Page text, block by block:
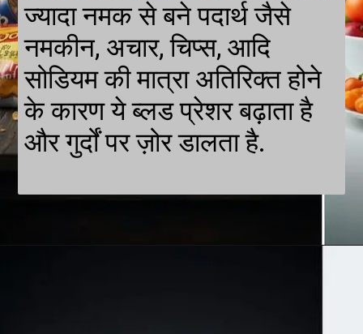
ज्यादा नमक से बने पदार्थ जैसे
नमकीन, अचार, चिप्स, आदि
सोडियम की मात्रा अतिरिक्त होने
के कारण ये ब्लड प्रेशर बढ़ाता है
और गुर्दों पर ज़ोर डालता है.